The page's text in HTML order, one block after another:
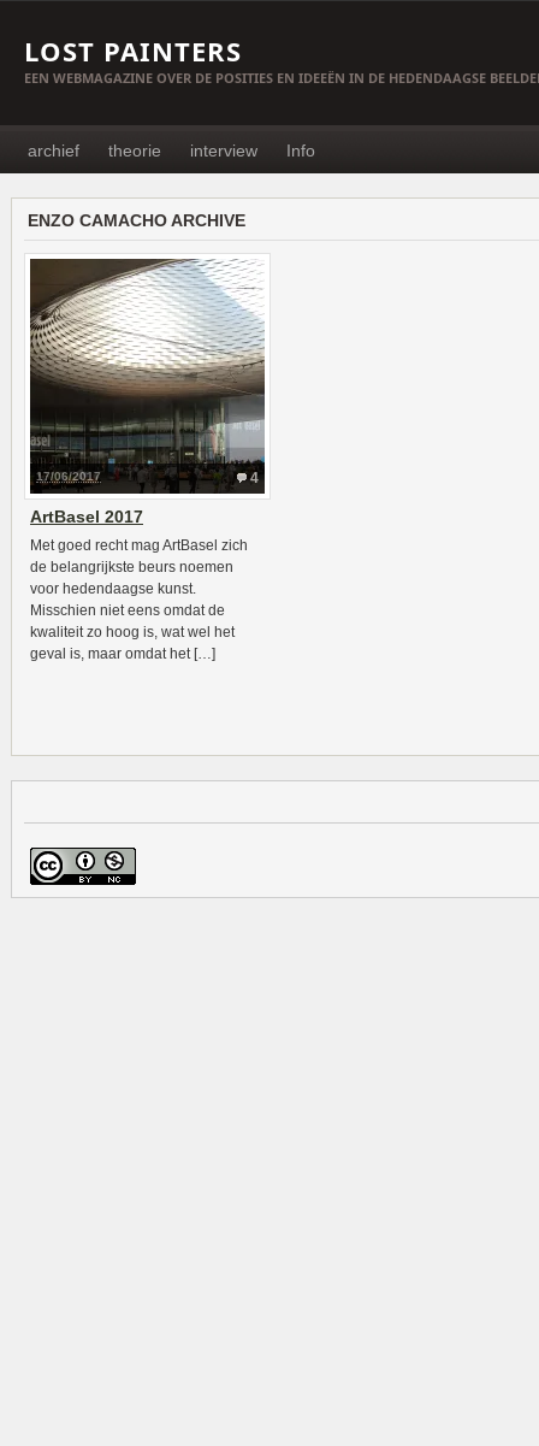
LOST PAINTERS
EEN WEBMAGAZINE OVER DE POSITIES EN IDEEËN IN DE HEDENDAAGSE
archief theorie interview Info
ENZO CAMACHO ARCHIVE
4
17/06/2017
ArtBasel 2017
Met goed recht mag ArtBasel zich
de belangrijkste beurs noemen
voor hedendaagse kunst.
Misschien niet eens omdat de
kwaliteit zo hoog is, wat wel het
geval is, maar omdat het […]